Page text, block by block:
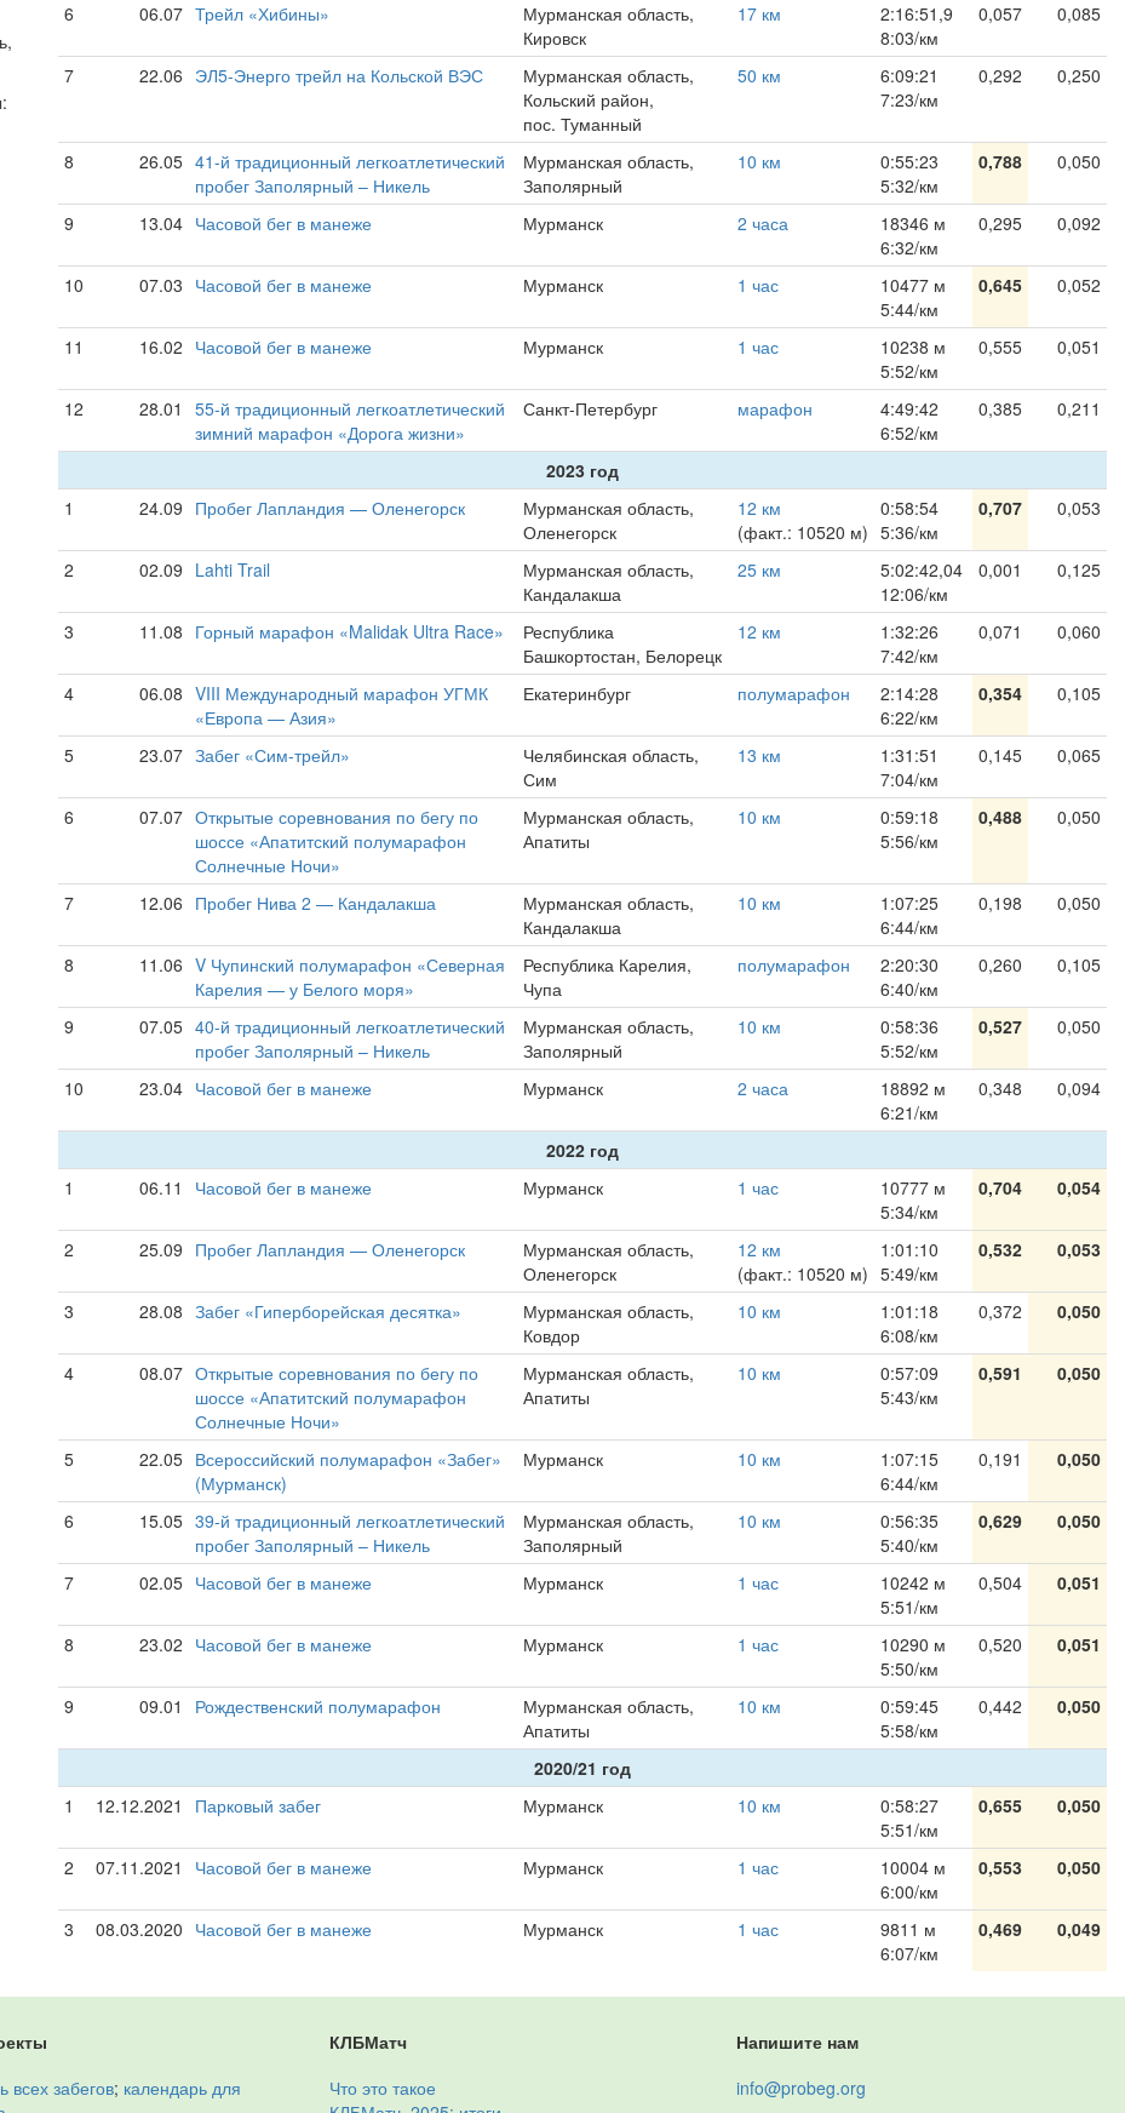
6 06.07 Трейл «Хибины»
Мурманская область,
Кировск
17 км
2:16:51,9
8:03/км
0,057 0,085
7 22.06 ЭЛ5-Энерго трейл на Кольской ВЭС
Мурманская область,
Кольский район,
пос. Туманный
50 км
6:09:21
7:23/км
0,292 0,250
8 26.05 41-й традиционный легкоатлетический
пробег Заполярный – Никель
Мурманская область,
Заполярный
10 км
0:55:23
5:32/км
0,788 0,050
9 13.04 Часовой бег в манеже Мурманск 2 часа
18346 м
6:32/км
0,295 0,092
10 07.03 Часовой бег в манеже Мурманск 1 час
10477 м
5:44/км
0,645 0,052
11 16.02 Часовой бег в манеже Мурманск 1 час
10238 м
5:52/км
0,555 0,051
12 28.01
55-й традиционный легкоатлетический
зимний марафон «Дорога жизни»
Санкт-Петербург марафон
4:49:42
6:52/км
0,385 0,211
2023 год
1
24.09 Пробег Лапландия — Оленегорск
Мурманская область,
Оленегорск
12 км
(факт.: 10520 м)
0:58:54
5:36/км
0,707 0,053
2 02.09 Lahti Trail
Мурманская область,
Кандалакша
25 км
5:02:42,04
12:06/км
0,001 0,125
3 11.08 Горный марафон «Malidak Ultra Race»
Республика
Башкортостан, Белорецк
12 км
1:32:26
7:42/км
0,071 0,060
4 06.08 VIII Международный марафон УГМК
«Европа — Азия»
Екатеринбург полумарафон
2:14:28
6:22/км
0,354 0,105
5 23.07 Забег «Сим-трейл»
Челябинская область,
Сим
13 км
1:31:51
7:04/км
0,145 0,065
6 07.07 Открытые соревнования по бегу по
шоссе «Апатитский полумарафон
Солнечные Ночи»
Мурманская область,
Апатиты
10 км
0:59:18
5:56/км
0,488 0,050
7 12.06 Пробег Нива 2 — Кандалакша
Мурманская область,
Кандалакша
10 км
1:07:25
6:44/км
0,198 0,050
8 11.06 V Чупинский полумарафон «Северная
Карелия — у Белого моря»
Республика Карелия,
Чупа
полумарафон
2:20:30
6:40/км
0,260 0,105
9 07.05 40-й традиционный легкоатлетический
пробег Заполярный – Никель
Мурманская область,
Заполярный
10 км
0:58:36
5:52/км
0,527 0,050
10 23.04 Часовой бег в манеже Мурманск 2 часа
18892 м
6:21/км
0,348 0,094
2022 год
1
06.11 Часовой бег в манеже Мурманск 1 час
10777 м
5:34/км
0,704 0,054
2 25.09 Пробег Лапландия — Оленегорск
Мурманская область,
Оленегорск
12 км
(факт.: 10520 м)
1:01:10
5:49/км
0,532 0,053
3 28.08 Забег «Гиперборейская десятка»
Мурманская область,
Ковдор
10 км
1:01:18
6:08/км
0,372 0,050
4 08.07 Открытые соревнования по бегу по
шоссе «Апатитский полумарафон
Солнечные Ночи»
Мурманская область,
Апатиты
10 км
0:57:09
5:43/км
0,591 0,050
5 22.05 Всероссийский полумарафон «Забег»
(Мурманск)
Мурманск 10 км
1:07:15
6:44/км
0,191 0,050
6 15.05 39-й традиционный легкоатлетический
пробег Заполярный – Никель
Мурманская область,
Заполярный
10 км
0:56:35
5:40/км
0,629 0,050
7 02.05 Часовой бег в манеже Мурманск 1 час
10242 м
5:51/км
0,504 0,051
8 23.02 Часовой бег в манеже Мурманск 1 час
10290 м
5:50/км
0,520 0,051
9 09.01 Рождественский полумарафон
Мурманская область,
Апатиты
10 км
0:59:45
5:58/км
0,442 0,050
2020/21 год
1
12.12.2021 Парковый забег Мурманск 10 км
0:58:27
5:51/км
0,655 0,050
2 07.11.2021 Часовой бег в манеже Мурманск 1 час
10004 м
6:00/км
0,553 0,050
3 08.03.2020 Часовой бег в манеже Мурманск 1 час
9811 м
6:07/км
0,469 0,049
всех забегов; календарь для
КЛБМатч
Что это такое
Напишите нам
info@probeg.org